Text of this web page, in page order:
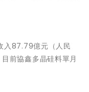
入87.79億元（人民
前協鑫多晶硅料單月